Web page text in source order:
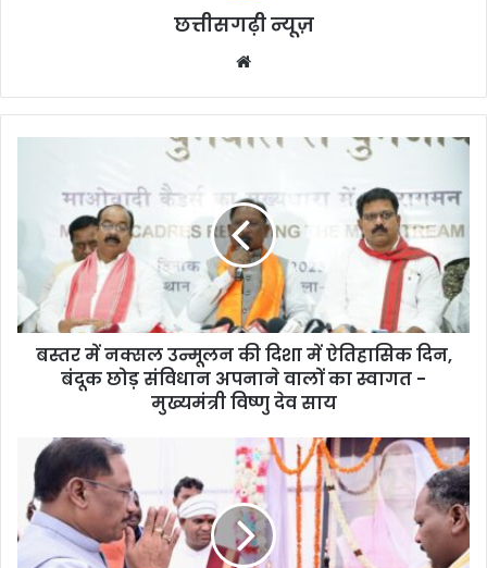
छत्तीसगढ़ी न्यूज़
बस्तर में नक्सल उन्मूलन की दिशा में ऐतिहासिक दिन,
बंदूक छोड़ संविधान अपनाने वालों का स्वागत -
मुख्यमंत्री विष्णु देव साय